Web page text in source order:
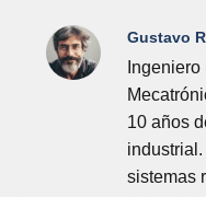
Gustavo
10 años
sistemas